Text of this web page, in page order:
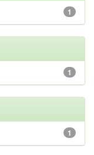
1
1
1